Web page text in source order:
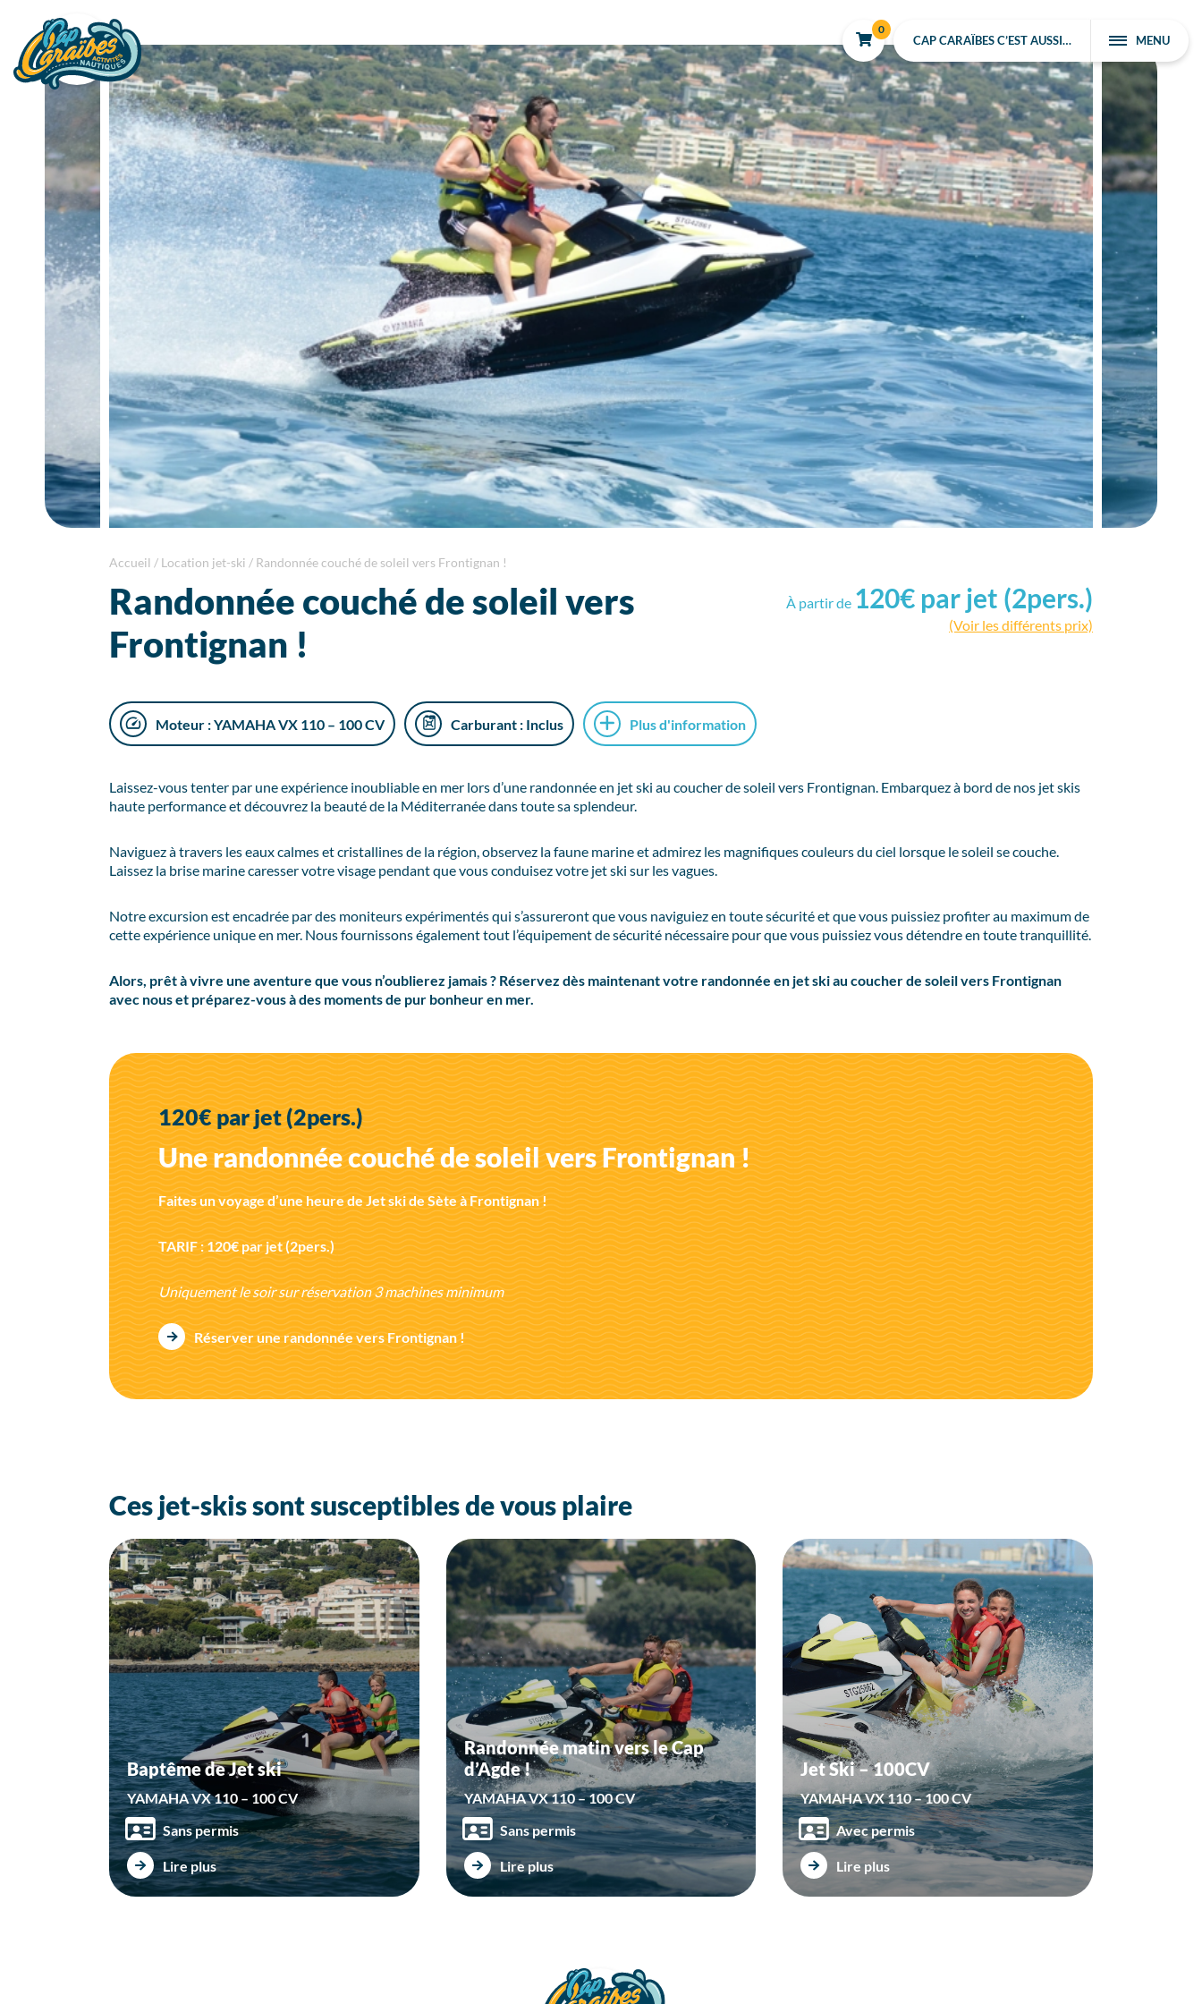
0
CAP CARAÏBES C’EST AUSSI… MENU
Accueil / Location jet-ski / Randonnée couché de soleil vers Frontignan !
Randonnée couché de soleil vers
Frontignan !
À partir de 120€ par jet (2pers.)
(Voir les différents prix)
Moteur : YAMAHA VX 110 – 100 CV Carburant : Inclus Plus d'information
Laissez-vous tenter par une expérience inoubliable en mer lors d’une randonnée en jet ski au coucher de soleil vers Frontignan. Embarquez à bord de nos jet skis
haute performance et découvrez la beauté de la Méditerranée dans toute sa splendeur.
Naviguez à travers les eaux calmes et cristallines de la région, observez la faune marine et admirez les magnifiques couleurs du ciel lorsque le soleil se couche.
Laissez la brise marine caresser votre visage pendant que vous conduisez votre jet ski sur les vagues.
Notre excursion est encadrée par des moniteurs expérimentés qui s’assureront que vous naviguiez en toute sécurité et que vous puissiez profiter au maximum de
cette expérience unique en mer. Nous fournissons également tout l’équipement de sécurité nécessaire pour que vous puissiez vous détendre en toute tranquillité.
Alors, prêt à vivre une aventure que vous n’oublierez jamais ? Réservez dès maintenant votre randonnée en jet ski au coucher de soleil vers Frontignan
avec nous et préparez-vous à des moments de pur bonheur en mer.
120€ par jet (2pers.)
Une randonnée couché de soleil vers Frontignan !
Faites un voyage d’une heure de Jet ski de Sète à Frontignan !
TARIF : 120€ par jet (2pers.)
Uniquement le soir sur réservation 3 machines minimum
Réserver une randonnée vers Frontignan !
Ces jet-skis sont susceptibles de vous plaire
Baptême de Jet ski
YAMAHA VX 110 – 100 CV
Sans permis
Lire plus
Randonnée matin vers le Cap
d’Agde !
YAMAHA VX 110 – 100 CV
Sans permis
Lire plus
Jet Ski – 100CV
YAMAHA VX 110 – 100 CV
Avec permis
Lire plus